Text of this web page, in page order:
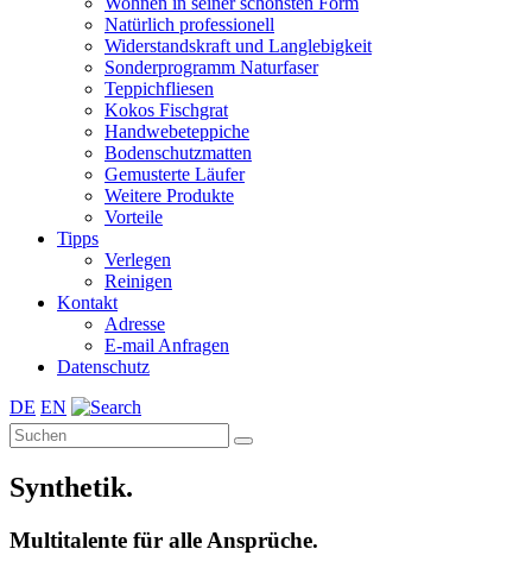
Natürlich professionell
Widerstandskraft und Langlebigkeit
Sonderprogramm Naturfaser
Teppichfliesen
Kokos Fischgrat
Handwebeteppiche
Bodenschutzmatten
Gemusterte Läufer
Weitere Produkte
Vorteile
Tipps
Verlegen
Reinigen
Kontakt
Adresse
E-mail Anfragen
Datenschutz
DE EN
Synthetik.
Multitalente für alle Ansprüche.